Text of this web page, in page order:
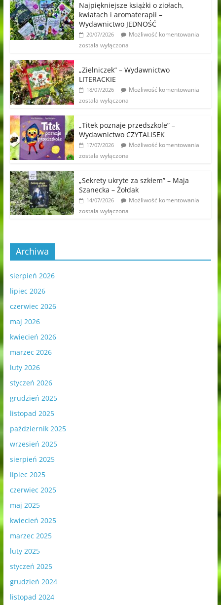
Najpiękniejsze książki o ziołach,
kwiatach i aromaterapii –
Wydawnictwo JEDNOŚĆ
20/07/2026
Możliwość komentowania
została wyłączona
„Zielniczek” – Wydawnictwo
LITERACKIE
18/07/2026
Możliwość komentowania
została wyłączona
„Titek poznaje przedszkole” –
Wydawnictwo CZYTALISEK
17/07/2026
Możliwość komentowania
została wyłączona
„Sekrety ukryte za szkłem” – Maja
Szanecka – Żołdak
14/07/2026
Możliwość komentowania
została wyłączona
Archiwa
sierpień 2026
lipiec 2026
czerwiec 2026
maj 2026
kwiecień 2026
marzec 2026
luty 2026
styczeń 2026
grudzień 2025
listopad 2025
październik 2025
wrzesień 2025
sierpień 2025
lipiec 2025
czerwiec 2025
maj 2025
kwiecień 2025
marzec 2025
luty 2025
styczeń 2025
grudzień 2024
listopad 2024